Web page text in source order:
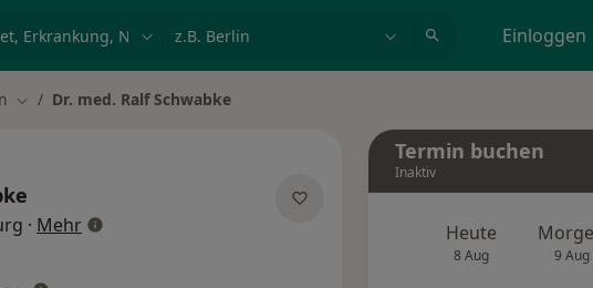
Einloggen
Stadt ändern
Dr. med. Ralf Schwabke
· Mehrüber Spezialisierungen
Termin buchen
Inaktiv
Heute
8 Aug 9 Aug